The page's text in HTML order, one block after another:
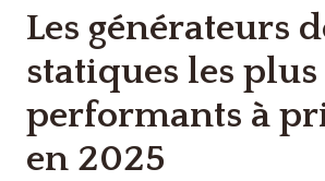
Les générateurs
statiques les plus
performants à
en 2025